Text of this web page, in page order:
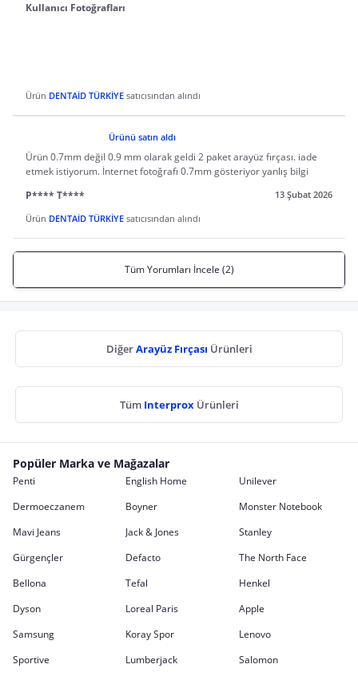
Kullanıcı Fotoğrafları
Ürün DENTAİD TÜRKİYE satıcısından alındı
Ürünü satın aldı
Ürün 0.7mm değil 0.9 mm olarak geldi 2 paket arayüz fırçası. iade
etmek istiyorum. İnternet fotoğrafı 0.7mm gösteriyor yanlış bilgi
P**** T****
13 Şubat 2026
Ürün DENTAİD TÜRKİYE satıcısından alındı
Tüm Yorumları İncele (2)
DiğerArayüz Fırçası Ürünleri
Tüm Interprox Ürünleri
Popüler Marka ve Mağazalar
Penti English Home
Unilever
Dermoeczanem
Boyner
Monster Notebook
Mavi Jeans
Jack & Jones
Stanley
Gürgençler
Defacto
The North Face
Bellona
Tefal
Henkel
Dyson
Loreal Paris
Apple
Samsung
Koray Spor
Lenovo
Sportive
Lumberjack
Salomon